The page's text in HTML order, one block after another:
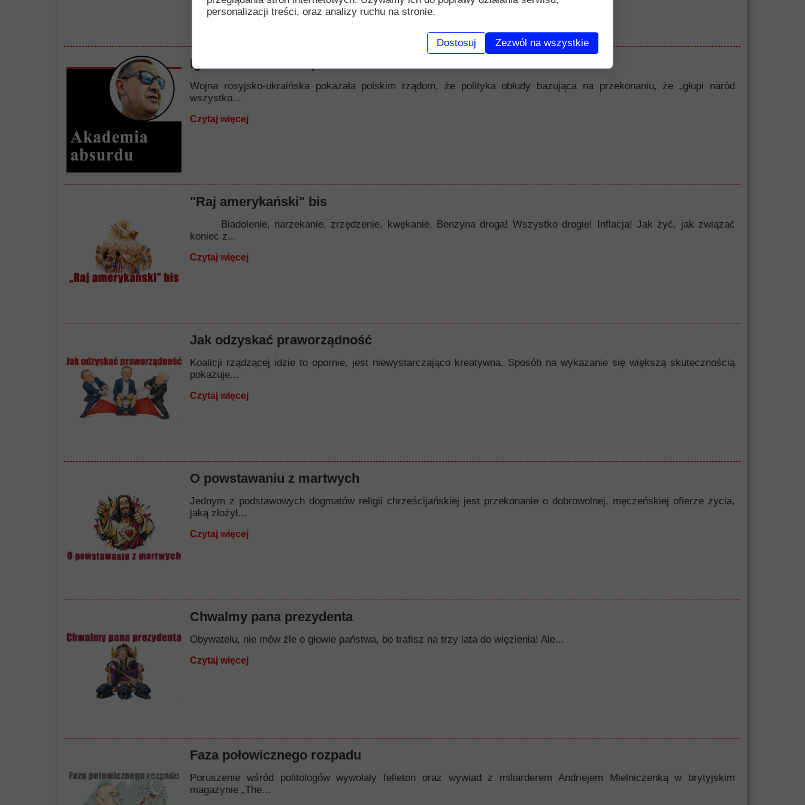
Igraszki nienawiścią
Wojna rosyjsko-ukraińska pokazała polskim rządom, że polityka obłudy bazująca na przekonaniu, że „głupi naród
wszystko...
Czytaj więcej
"Raj amerykański" bis
Biadolenie, narzekanie, zrzędzenie, kwękanie. Benzyna droga! Wszystko drogie! Inflacja! Jak żyć, jak związać
koniec z...
Czytaj więcej
Jak odzyskać praworządność
Koalicji rządzącej idzie to opornie, jest niewystarczająco kreatywna. Sposób na wykazanie się większą skutecznością
pokazuje...
Czytaj więcej
O powstawaniu z martwych
Jednym z podstawowych dogmatów religii chrześcijańskiej jest przekonanie o dobrowolnej, męczeńskiej ofierze życia,
jaką złożył...
Czytaj więcej
Chwalmy pana prezydenta
Obywatelu, nie mów źle o głowie państwa, bo trafisz na trzy lata do więzienia! Ale...
Czytaj więcej
Faza połowicznego rozpadu
Poruszenie wśród politologów wywołały felieton oraz wywiad z miliarderem Andriejem Mielniczenką w brytyjskim
magazynie „The...
personalizacji treści, oraz analizy ruchu na stronie.
Dostosuj Zezwól na wszystkie